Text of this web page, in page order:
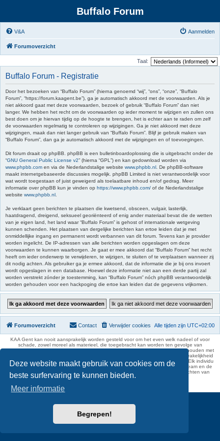
Deze website maakt gebruik van cookies om de
beste surfervaring te kunnen bieden.
Meer informatie
Begrepen!
Buffalo Forum
V&A Aanmelden
Forumoverzicht
Taal:
Buffalo Forum - Registratie
Door het bezoeken van “Buffalo Forum” (hierna genoemd “wij”, “ons”, “onze”, “Buffalo
Forum”, “https://forum.kaagent.be”), ga je automatisch akkoord met de voorwaarden. Als je
niet akkoord gaat met deze voorwaarden, bezoek of gebruik “Buffalo Forum” dan niet
langer. We hebben het recht om de voorwaarden op ieder moment te wijzigen en zullen ons
best doen om je hiervan tijdig op de hoogte te brengen, het is echter aan te raden om zelf
de voorwaarden regelmatig te controleren op wijzigingen. Ga je niet akkoord met deze
wijzigingen, maak dan niet langer gebruik van “Buffalo Forum”. Blijf je gebruik maken van
“Buffalo Forum”, dan ga je automatisch akkoord met de wijzigingen en of toevoegingen.
Dit forum draait op phpBB. phpBB is een bulletinboardoplossing die is uitgebracht onder de
“GNU General Public License v2” (hierna “GPL”) en kan gedownload worden via
www.phpbb.com en via de Nederlandstalige website www.phpbb.nl . De phpBB-software
maakt internetgebaseerde discussies mogelijk. phpBB Limited is niet verantwoordelijk voor
wat wordt toegestaan of juist geweigerd als toelaatbare inhoud en/of gedrag. Meer
informatie over phpBB kun je vinden op https://www.phpbb.com/ of de Nederlandstalige
website www.phpbb.nl
Je verklaart geen berichten te plaatsen die kwetsend, obsceen, vulgair, lasterlijk,
haatdragend, dreigend, seksueel georiënteerd of enig ander materiaal bevat die de wetten
van je eigen land, het land waar “Buffalo Forum” is gehost of internationale wetgeving
kunnen schenden. Het plaatsen van dergelijke berichten kan ertoe leiden dat je met
onmiddellijke ingang en permanent wordt verbannen van dit forum. Tevens kan je provider
worden ingelicht. De IP-adressen van alle berichten worden opgeslagen om deze
voorwaarden te kunnen waarborgen. Je gaat er mee akkoord dat “Buffalo Forum” het recht
heeft om ieder onderwerp te verwijderen, te wijzigen, te sluiten of te verplaatsen wanneer zij
dit nodig achten. Als gebruiker ga je ermee akkoord, dat de informatie die je bij ons invoert
wordt opgeslagen in een database. Hoewel deze informatie niet aan een derde partij zal
worden verstrekt zónder je toestemming, kan “Buffalo Forum” nóch phpBB verantwoordelijk
worden gehouden voor een hackpoging die ertoe kan leiden dat de gegevens vrijkomen.
Forumoverzicht Alle tijden zijn UTC+02:00
Verwijder cookies
Contact
KAA Gent kan nooit aansprakelijk worden gesteld voor om het even welk nadeel of voor
schade, zowel moreel als materieel, die toegebracht kan worden ten gevolge van
feitelijkheden en daden van derden die rechtstreeks of onrechtstreeks verband houden met
de gegevens vermeld op de website van KAA Gent. Deze ontheffing van aansprakelijkheid
geldt inzonderheid voor het forum, waarvan KAA Gent zich volledig distantieert. Elk individu
is dus verantwoordelijk voor zijn uitlatingen op het Buffalo Forum. Ook het webteam en de
moderators kunnen niet aansprakelijk gesteld worden voor de inhoud van berichten van
gebruikers.